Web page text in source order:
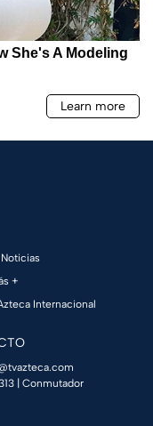
+
Internacional
| Conmutador